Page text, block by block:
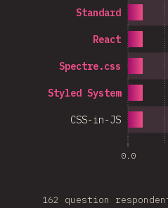
0.0
CSS-in-JS
Styled System
Spectre.css
React
Standard
162 question